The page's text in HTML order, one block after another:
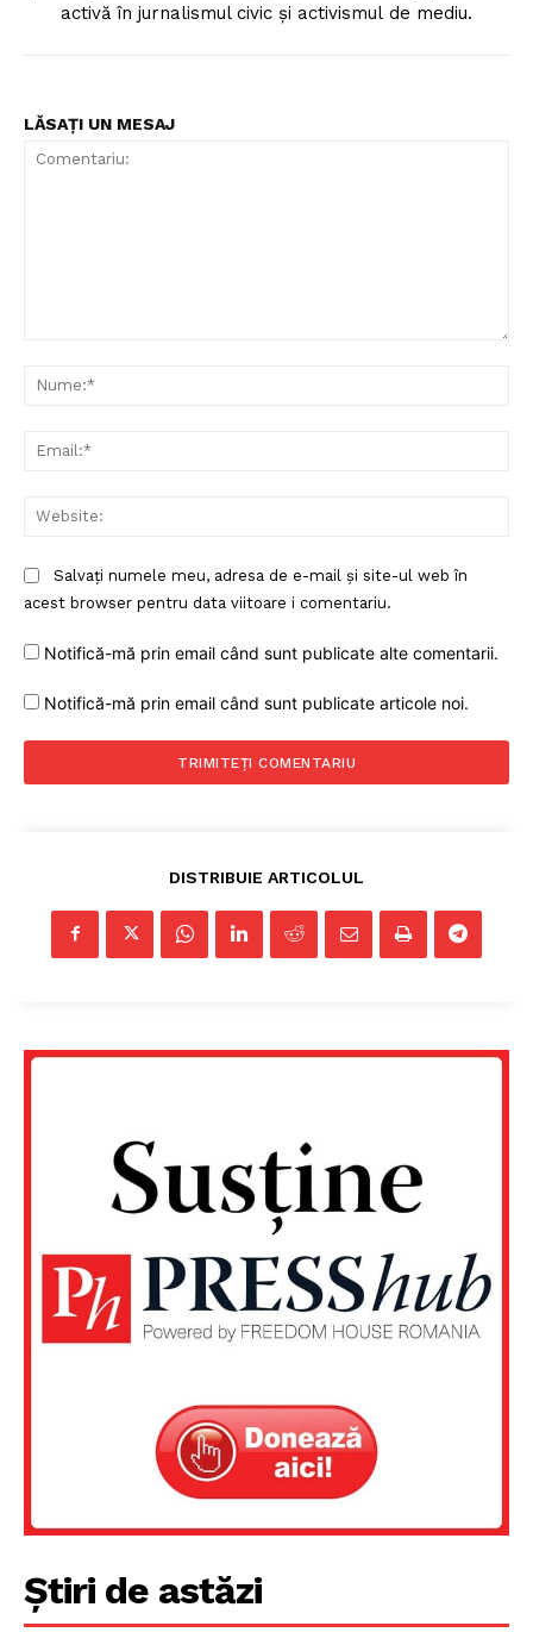
activă în jurnalismul civic și activismul de mediu.
LĂSAȚI UN MESAJ
Salvați numele meu, adresa de e-mail și site-ul web în
acest browser pentru data viitoare i comentariu.
Notifică-mă prin email când sunt publicate alte comentarii.
Notifică-mă prin email când sunt publicate articole noi.
DISTRIBUIE ARTICOLUL
Știri de astăzi